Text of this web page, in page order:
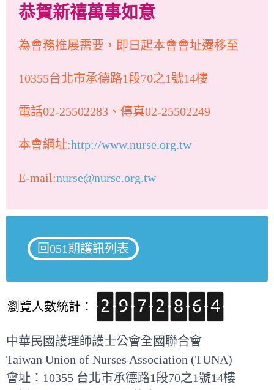
恭賀新禧萬事如意
為會務推展需要，即日起本會會址遷移至
10355台北市承德路1段70之1號14樓
電話02-25502283、傳真02-25502249
本會網址:http://www.nurse.org.tw
E-mail:nurse@nurse.org.tw
回051期護訊列表
瀏覽人數統計：
中華民國護理師護士公會全國聯合會
Taiwan Union of Nurses Association (TUNA)
會址：10355 台北市承德路1段70之1號14樓